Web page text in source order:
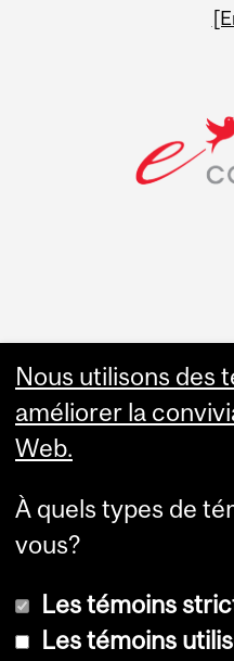
Faculty
Nous utilisons des
améliorer la
Web.
À quels types de
vous?
Les témoins
Les témoins